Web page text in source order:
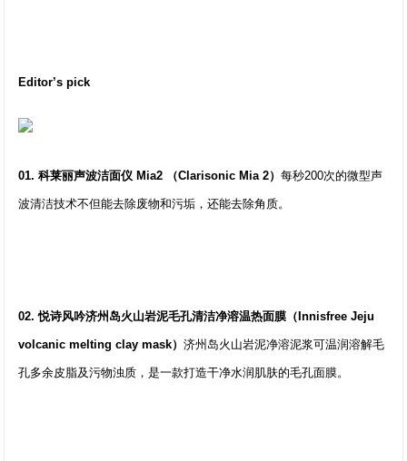
Editor’s pick
01. 科莱丽声波洁面仪 Mia2 （Clarisonic Mia 2）每秒200次的微型声
波清洁技术不但能去除废物和污垢，还能去除角质。
02. 悦诗风吟济州岛火山岩泥毛孔清洁净溶温热面膜（Innisfree Jeju
volcanic melting clay mask）济州岛火山岩泥净溶泥浆可温润溶解毛
孔多余皮脂及污物浊质，是一款打造干净水润肌肤的毛孔面膜。